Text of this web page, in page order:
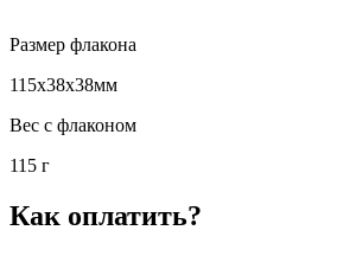
Размер флакона
115x38x38мм
Вес с флаконом
115 г
Как оплатить?